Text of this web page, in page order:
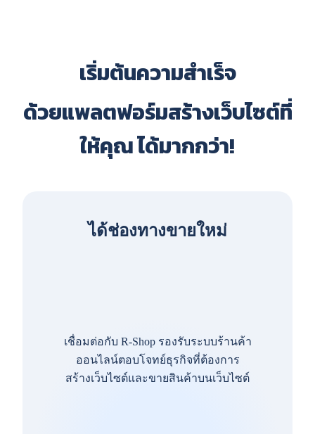
เริ่มต้นความสำเร็จ
ด้วยแพลตฟอร์มสร้างเว็บไซต์ที่
ให้คุณ ได้มากกว่า!
ได้ช่องทางขายใหม่
เชื่อมต่อกับ R-Shop รองรับระบบร้านค้า
ออนไลน์ตอบโจทย์ธุรกิจที่ต้องการ
สร้างเว็บไซต์และขายสินค้าบนเว็บไซต์